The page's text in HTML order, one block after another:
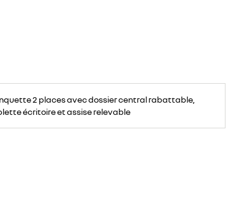
2 places avec dossier central rabattable,
écritoire et assise relevable